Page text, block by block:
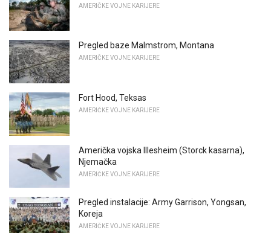
AMERIČKE VOJNE KARIJERE
Pregled baze Malmstrom, Montana
AMERIČKE VOJNE KARIJERE
Fort Hood, Teksas
AMERIČKE VOJNE KARIJERE
Američka vojska Illesheim (Storck kasarna),
Njemačka
AMERIČKE VOJNE KARIJERE
Pregled instalacije: Army Garrison, Yongsan,
Koreja
AMERIČKE VOJNE KARIJERE